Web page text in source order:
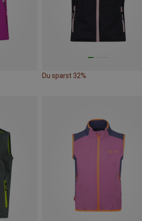
Du sparst 32%